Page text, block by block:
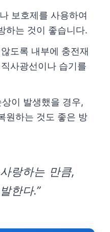
보호제를 사용하여
하는 것이 좋습니다.
도록 내부에 충전재
사광선이나 습기를
이 발생했을 경우,
원하는 것도 좋은 방
랑하는 만큼,
한다.”